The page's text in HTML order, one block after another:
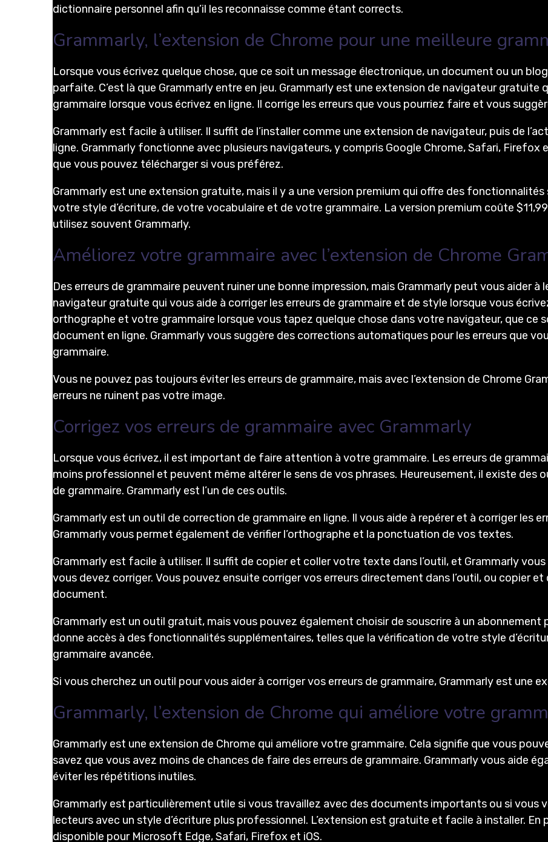
dictionnaire personnel afin qu’il les reconnaisse comme étant corrects.
Grammarly, l’extension de Chrome pour une meilleure
Lorsque vous écrivez quelque chose, que ce soit un message électronique, un document ou un
parfaite. C’est là que Grammarly entre en jeu. Grammarly est une extension de navigateur
grammaire lorsque vous écrivez en ligne. Il corrige les erreurs que vous pourriez faire et vous
Grammarly est facile à utiliser. Il suffit de l’installer comme une extension de navigateur, puis de
ligne. Grammarly fonctionne avec plusieurs navigateurs, y compris Google Chrome, Safari, Firefox
que vous pouvez télécharger si vous préférez.
Grammarly est une extension gratuite, mais il y a une version premium qui offre des
votre style d’écriture, de votre vocabulaire et de votre grammaire. La version premium coûte
utilisez souvent Grammarly.
Améliorez votre grammaire avec l’extension de Chrome
Des erreurs de grammaire peuvent ruiner une bonne impression, mais Grammarly peut vous aider
navigateur gratuite qui vous aide à corriger les erreurs de grammaire et de style lorsque vous
orthographe et votre grammaire lorsque vous tapez quelque chose dans votre navigateur, que ce
document en ligne. Grammarly vous suggère des corrections automatiques pour les erreurs que
grammaire.
Vous ne pouvez pas toujours éviter les erreurs de grammaire, mais avec l’extension de Chrome
erreurs ne ruinent pas votre image.
Corrigez vos erreurs de grammaire avec Grammarly
Lorsque vous écrivez, il est important de faire attention à votre grammaire. Les erreurs de
moins professionnel et peuvent même altérer le sens de vos phrases. Heureusement, il existe des
de grammaire. Grammarly est l’un de ces outils.
Grammarly est un outil de correction de grammaire en ligne. Il vous aide à repérer et à corriger les
Grammarly vous permet également de vérifier l’orthographe et la ponctuation de vos textes.
Grammarly est facile à utiliser. Il suffit de copier et coller votre texte dans l’outil, et Grammarly
vous devez corriger. Vous pouvez ensuite corriger vos erreurs directement dans l’outil, ou copier
document.
Grammarly est un outil gratuit, mais vous pouvez également choisir de souscrire à un abonnement
donne accès à des fonctionnalités supplémentaires, telles que la vérification de votre style
grammaire avancée.
Si vous cherchez un outil pour vous aider à corriger vos erreurs de grammaire, Grammarly est une
Grammarly, l’extension de Chrome qui améliore votre
Grammarly est une extension de Chrome qui améliore votre grammaire. Cela signifie que vous
savez que vous avez moins de chances de faire des erreurs de grammaire. Grammarly vous aide
éviter les répétitions inutiles.
Grammarly est particulièrement utile si vous travaillez avec des documents importants ou si vous
lecteurs avec un style d’écriture plus professionnel. L’extension est gratuite et facile à installer. En
disponible pour Microsoft Edge, Safari, Firefox et iOS.